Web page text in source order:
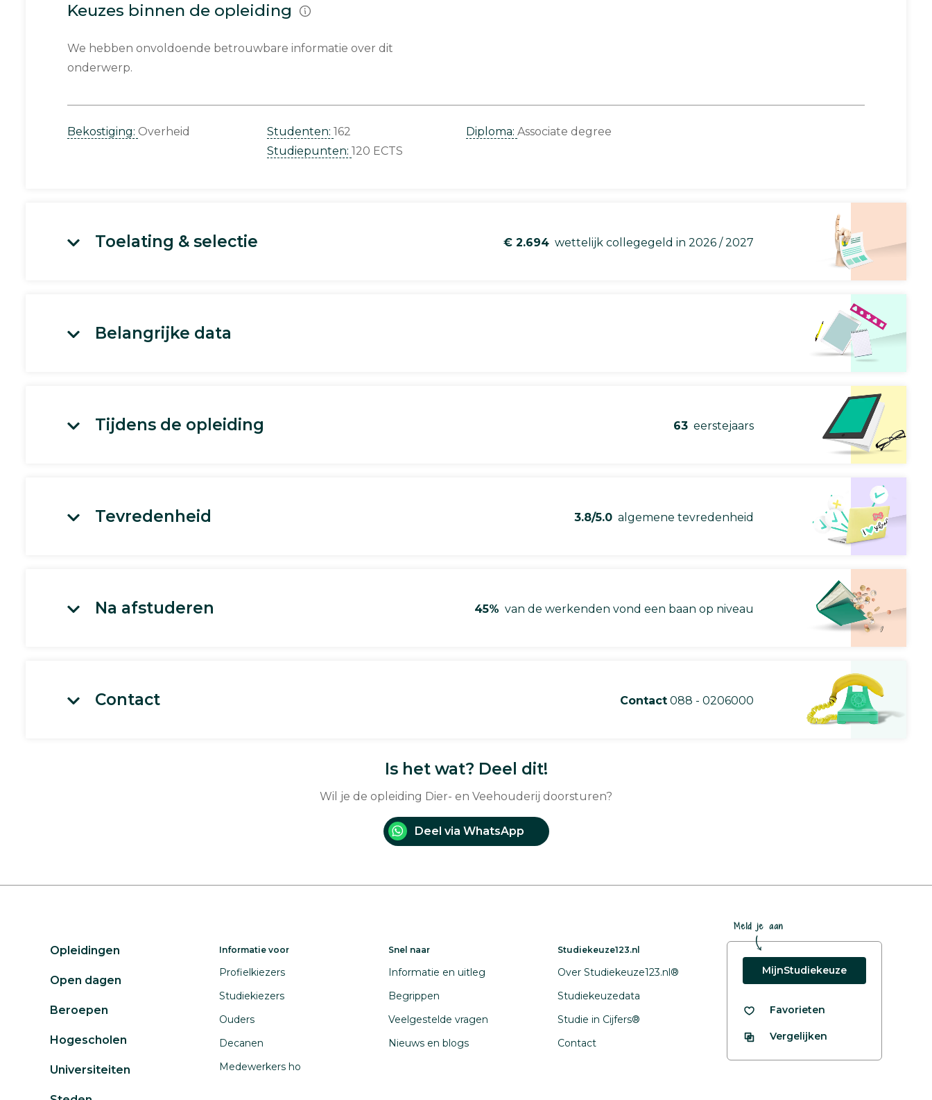
Keuzes binnen de opleiding
We hebben onvoldoende betrouwbare informatie over dit
onderwerp.
Bekostiging: Overheid Studenten: 162
Studiepunten: 120 ECTS
Diploma: Associate degree
Toelating & selectie € 2.694 wettelijk collegegeld in 2026 / 2027
Belangrijke data
Tijdens de opleiding 63 eerstejaars
Tevredenheid 3.8/5.0 algemene tevredenheid
Na afstuderen 45% van de werkenden vond een baan op niveau
Contact Contact 088 - 0206000
Is het wat? Deel dit!
Wil je de opleiding Dier- en Veehouderij doorsturen?
Deel via WhatsApp
Opleidingen
Open dagen
Beroepen
Hogescholen
Universiteiten
Informatie voor
Profielkiezers
Studiekiezers
Ouders
Decanen
Medewerkers ho
Snel naar
Informatie en uitleg
Begrippen
Veelgestelde vragen
Nieuws en blogs
Studiekeuze123.nl
Over Studiekeuze123.nl®
Studiekeuzedata
Studie in Cijfers®
Contact
Meld je aan
MijnStudiekeuze
Favorieten
Vergelijken